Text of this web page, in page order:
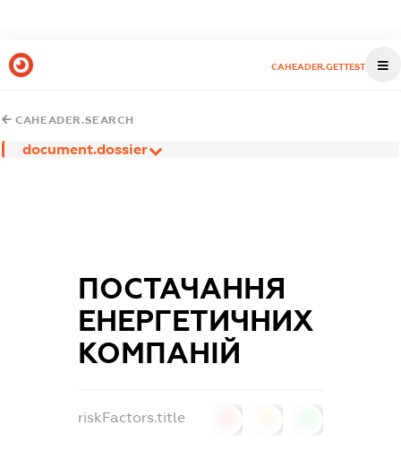
CAHEADER.GETTEST
CAHEADER.SEARCH
document.dossier
ПОСТАЧАННЯ
ЕНЕРГЕТИЧНИХ
КОМПАНІЙ
riskFactors.title